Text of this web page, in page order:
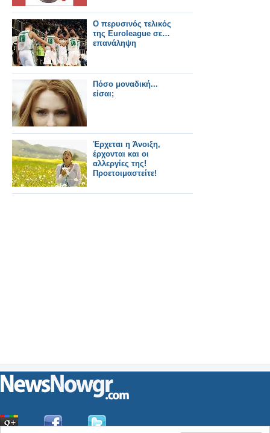
Ο περυσινός τελικός
της Euroleague σε…
επανάληψη
Πόσο μοναδική...
είσαι;
Έρχεται η Άνοιξη,
έρχονται και οι
αλλεργίες της!
Προετοιμαστείτε!